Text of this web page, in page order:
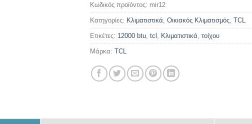
Κωδικός προϊόντος: mir12
Κατηγορίες: Kλιματιστικά Oικιακός Κλιματισμός TCL
Ετικέτες: 12000 btu tcl Κλιματιστικά τοίχου
Μάρκα: TCL